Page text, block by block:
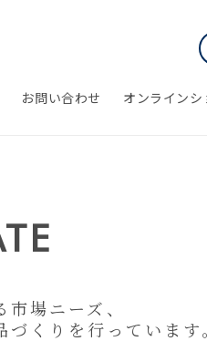
お問い合わせ オンラインシ
場ニーズ、
くりを行っています